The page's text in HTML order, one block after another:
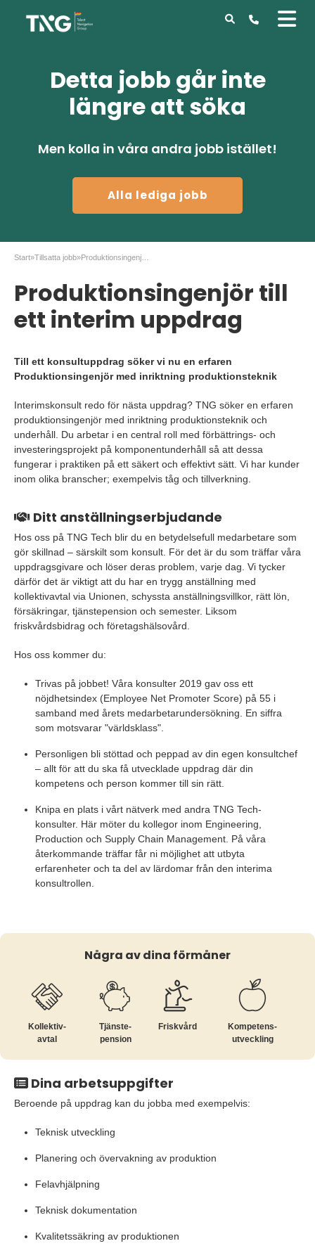
Detta jobb går inte
längre att söka
Men kolla in våra andra jobb istället!
Alla lediga jobb
Start»Tillsatta jobb»
Produktionsingenjör till
ett interim uppdrag
Till ett konsultuppdrag söker vi nu en erfaren
Produktionsingenjör med inriktning produktionsteknik
Interimskonsult redo för nästa uppdrag? TNG söker en erfaren
produktionsingenjör med inriktning produktionsteknik och
underhåll. Du arbetar i en central roll med förbättrings- och
investeringsprojekt på komponentunderhåll så att dessa
fungerar i praktiken på ett säkert och effektivt sätt. Vi har kunder
inom olika branscher; exempelvis tåg och tillverkning.
Ditt anställningserbjudande
Hos oss på TNG Tech blir du en betydelsefull medarbetare som
gör skillnad – särskilt som konsult. För det är du som träffar våra
uppdragsgivare och löser deras problem, varje dag. Vi tycker
därför det är viktigt att du har en trygg anställning med
kollektivavtal via Unionen, schyssta anställningsvillkor, rätt lön,
försäkringar, tjänstepension och semester. Liksom
friskvårdsbidrag och företagshälsovård.
Hos oss kommer du:
Trivas på jobbet! Våra konsulter 2019 gav oss ett
nöjdhetsindex (Employee Net Promoter Score) på 55 i
samband med årets medarbetarundersökning. En siffra
som motsvarar "världsklass".
Personligen bli stöttad och peppad av din egen konsultchef
– allt för att du ska få utvecklade uppdrag där din
kompetens och person kommer till sin rätt.
Knipa en plats i vårt nätverk med andra TNG Tech-
konsulter. Här möter du kollegor inom Engineering,
Production och Supply Chain Management. På våra
återkommande träffar får ni möjlighet att utbyta
erfarenheter och ta del av lärdomar från den interima
konsultrollen.
Några av dina förmåner
Kollektiv­
avtal
Tjänste­
pension
Friskvård
Kompetens­
utveckling
Dina arbetsuppgifter
Beroende på uppdrag kan du jobba med exempelvis:
Teknisk utveckling
Planering och övervakning av produktion
Felavhjälpning
Teknisk dokumentation
Kvalitetssäkring av produktionen